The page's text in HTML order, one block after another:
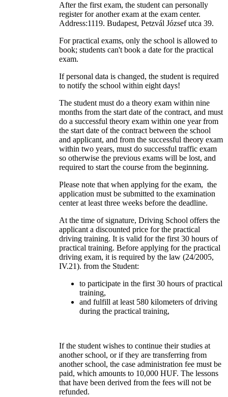
After the first exam, the student can personally
register for another exam at the exam center.
Address:1119. Budapest, Petzvál József utca 39.
For practical exams, only the school is allowed to
book; students can't book a date for the practical
exam.
If personal data is changed, the student is required
to notify the school within eight days!
The student must do a theory exam within nine
months from the start date of the contract, and must
do a successful theory exam within one year from
the start date of the contract between the school
and applicant, and from the successful theory exam
within two years, must do successful traffic exam
so otherwise the previous exams will be lost, and
required to start the course from the beginning.
Please note that when applying for the exam, the
application must be submitted to the examination
center at least three weeks before the deadline.
At the time of signature, Driving School offers the
applicant a discounted price for the practical
driving training. It is valid for the first 30 hours of
practical training. Before applying for the practical
driving exam, it is required by the law (24/2005,
IV.21). from the Student:
to participate in the first 30 hours of practical
training,
and fulfill at least 580 kilometers of driving
during the practical training,
If the student wishes to continue their studies at
another school, or if they are transferring from
another school, the case administration fee must be
paid, which amounts to 10,000 HUF. The lessons
that have been derived from the fees will not be
refunded.